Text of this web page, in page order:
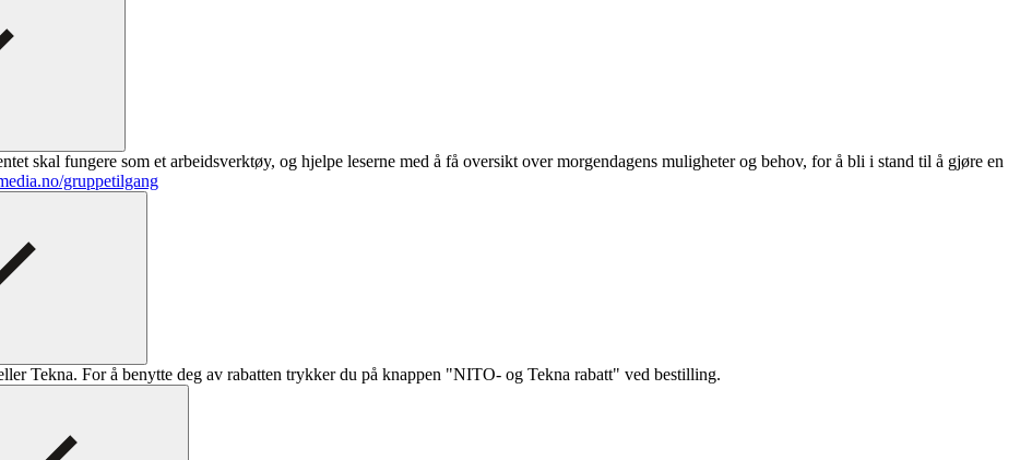
skal fungere som et arbeidsverktøy, og hjelpe leserne med å få oversikt over morgendagens muligheter og behov, for å bli i stand til å gjøre en
gruppetilgang
Tekna. For å benytte deg av rabatten trykker du på knappen "NITO- og Tekna rabatt" ved bestilling.